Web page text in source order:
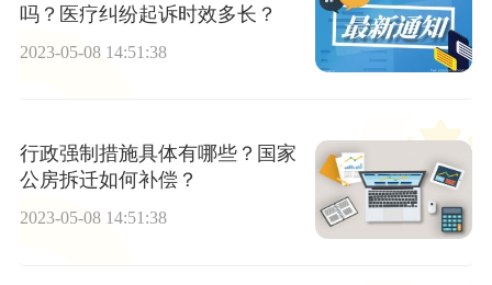
吗？医疗纠纷起诉时效多长？
2023-05-08 14:51:38
行政强制措施具体有哪些？国家
公房拆迁如何补偿？
2023-05-08 14:51:38